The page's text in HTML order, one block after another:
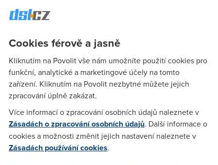
Za jak dlouho prijde posledni finalni ctvrty email po tretim od
jeden po kterym to pak pude... DEKUJU ZA OBJEKTIVNI
ODPOVED
Anonym(24.2.2005 15:39:13)
??????????????????????????,
Cookies férově a jasně
Kliknutím na Povolit vše nám umožníte použití cookies pro
funkční, analytické a marketingové účely na tomto
zařízení. Kliknutím na Povolit nezbytné můžete jejich
zpracování úplně zakázat.
Více informací o zpracování osobních údajů naleznete v
Zásadách o zpracování osobních údajů. Další informace o
cookies a možnosti změnit jejich nastavení naleznete v
Zásadách používání cookies.